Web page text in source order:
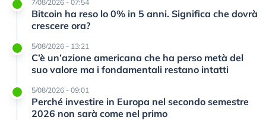
7/08/2026 - 07:54
Bitcoin ha reso lo 0% in 5 anni. Significa che dovrà
crescere ora?
5/08/2026 - 13:21
C’è un’azione americana che ha perso metà del
suo valore ma i fondamentali restano intatti
5/08/2026 - 09:01
Perché investire in Europa nel secondo semestre
2026 non sarà come nel primo